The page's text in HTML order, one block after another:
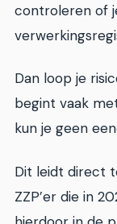
controleren of
Dan loop je
begint vaak
kun je geen
Dit leidt direct
ZZP’er die in